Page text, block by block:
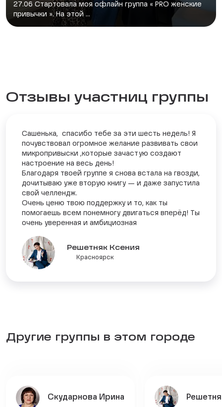
27.06 Стартовала моя офлайн группа « PRO женские
привычки ». На этой ...
Отзывы участниц группы
Сашенька, спасибо тебе за эти шесть недель! Я
почувствовал огромное желание развивать свои
микропривыски ,которые зачастую создают
настроение на весь день!
Благодаря твоей группе я снова встала на гвозди,
дочитываю уже вторую книгу — и даже запустила
свой челлендж.
Очень ценю твою поддержку и то, как ты
помогаешь всем понемногу двигаться вперёд! Ты
очень уверенная и амбициозная
Решетняк Ксения
Красноярск
Другие группы в этом городе
Скударнова Ирина